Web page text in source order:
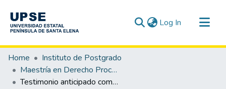
Log In (current)
Communities & Collections
All of DSpace
Statistics
Home
Instituto de Postgrado
Maestría en Derecho Procesal
Testimonio anticipado como prueba fundamental, en el ámbito de delitos sexuales: desafíos en la legislación ecuatoriana